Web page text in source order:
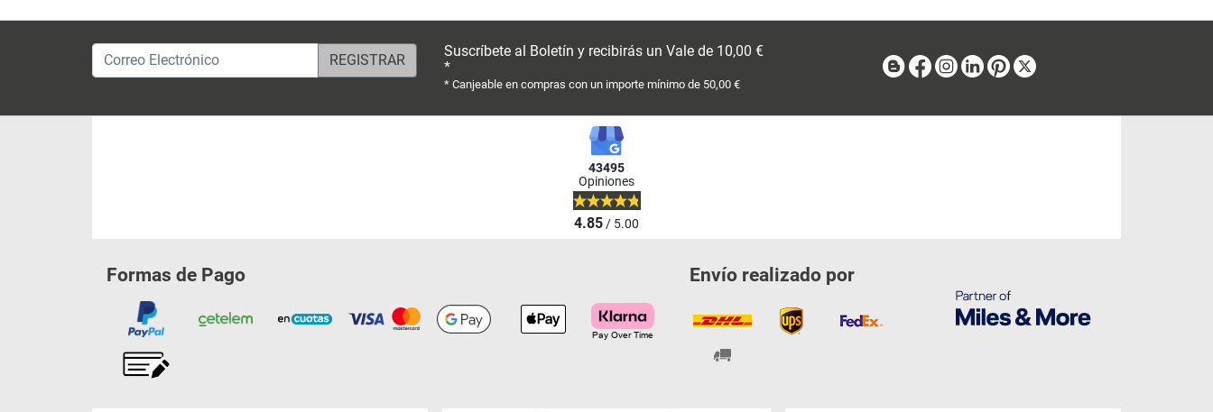
Correo Electrónico
Suscríbete al Boletín y recibirás un Vale de 10,00 €
*
* Canjeable en compras con un importe mínimo de 50,00 €
BlogFacebook
Instagram
LinkedinPinterest
43495
Opiniones
4.85/ 5.00
Formas de Pago Envío realizado por